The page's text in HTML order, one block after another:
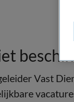
Vast